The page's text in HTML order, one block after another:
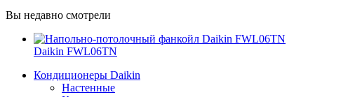
Вы недавно смотрели
Daikin FWL06TN
Кондиционеры Daikin
Настенные